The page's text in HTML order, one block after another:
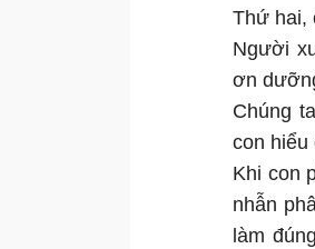
Thứ hai,
Người
ơn
Chúng
con hiểu
Khi con
nhẫn
làm